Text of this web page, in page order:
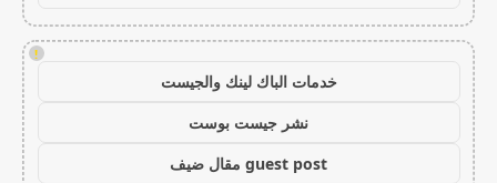
!
خدمات الباك لينك والجيست
نشر جيست بوست
guest post مقال ضيف